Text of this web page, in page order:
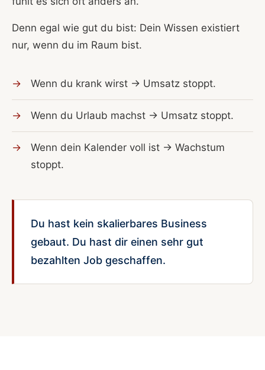
Denn egal wie gut du bist: Dein Wissen existiert
nur, wenn du im Raum bist.
Wenn du krank wirst → Umsatz stoppt.
Wenn du Urlaub machst → Umsatz stoppt.
Wenn dein Kalender voll ist → Wachstum
stoppt.
Du hast kein skalierbares Business
gebaut. Du hast dir einen sehr gut
bezahlten Job geschaffen.